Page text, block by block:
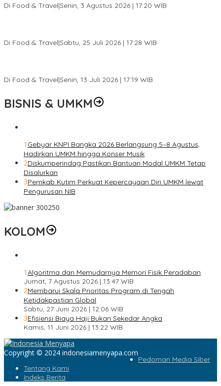
Di Food & Travel|Senin, 3 Agustus 2026 | 17:20 WIB
Di Food & Travel|Sabtu, 25 Juli 2026 | 17:28 WIB
Di Food & Travel|Senin, 13 Juli 2026 | 17:19 WIB
BISNIS & UMKM
1 Gebyar KNPI Bangka 2026 Berlangsung 5–8 Agustus,
Hadirkan UMKM hingga Konser Musik
2Diskumperindag Pastikan Bantuan Modal UMKM Tetap
Disalurkan
3Pemkab Kutim Perkuat Kepercayaan Diri UMKM lewat
Pengurusan NIB
KOLOM
1Algoritma dan Memudarnya Memori Fisik Peradaban
Jumat, 7 Agustus 2026 | 13:47 WIB
2Membarui Skala Prioritas Program di Tengah
Ketidakpastian Global
Sabtu, 27 Juni 2026 | 12:06 WIB
3Efisiensi Biaya Haji Bukan Sekedar Angka
Kamis, 11 Juni 2026 | 13:22 WIB
Copyright © 2024 indonesiamenyapa.com
Pedoman Media Siber
Tentang Kami
Indeks Berita